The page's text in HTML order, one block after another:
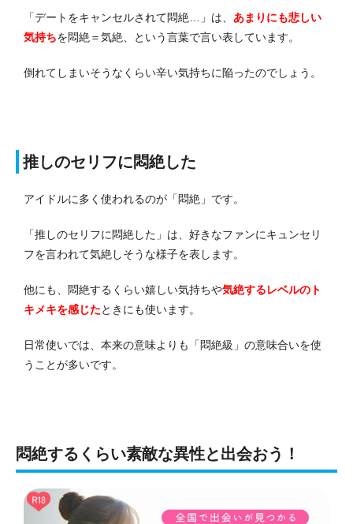
「デートをキャンセルされて悶絶… 」は、 あまりにも悲しい
気持ちを悶絶＝気絶、という言葉で言い表しています。
倒れてしまいそうなくらい辛い気持ちに陥ったのでしょう。
推しのセリフに悶絶した
アイドルに多く使われるのが「悶絶」です。
「推しのセリフに悶絶した」は、好きなファンにキュンセリ
フを言われて気絶しそうな様子を表します。
他にも、悶絶するくらい嬉しい気持ちや気絶するレベルのト
キメキを感じたときにも使います。
日常使いでは、本来の意味よりも「悶絶級」の意味合いを使
うことが多いです。
悶絶するくらい素敵な異性と出会おう！